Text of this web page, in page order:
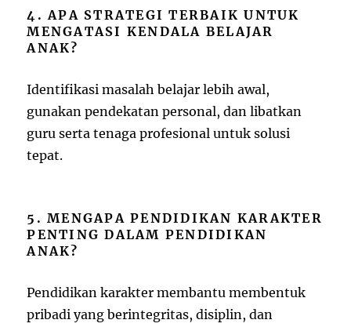
4. APA STRATEGI TERBAIK UNTUK
MENGATASI KENDALA BELAJAR
ANAK?
Identifikasi masalah belajar lebih awal,
gunakan pendekatan personal, dan libatkan
guru serta tenaga profesional untuk solusi
tepat.
5. MENGAPA PENDIDIKAN KARAKTER
PENTING DALAM PENDIDIKAN
ANAK?
Pendidikan karakter membantu membentuk
pribadi yang berintegritas, disiplin, dan